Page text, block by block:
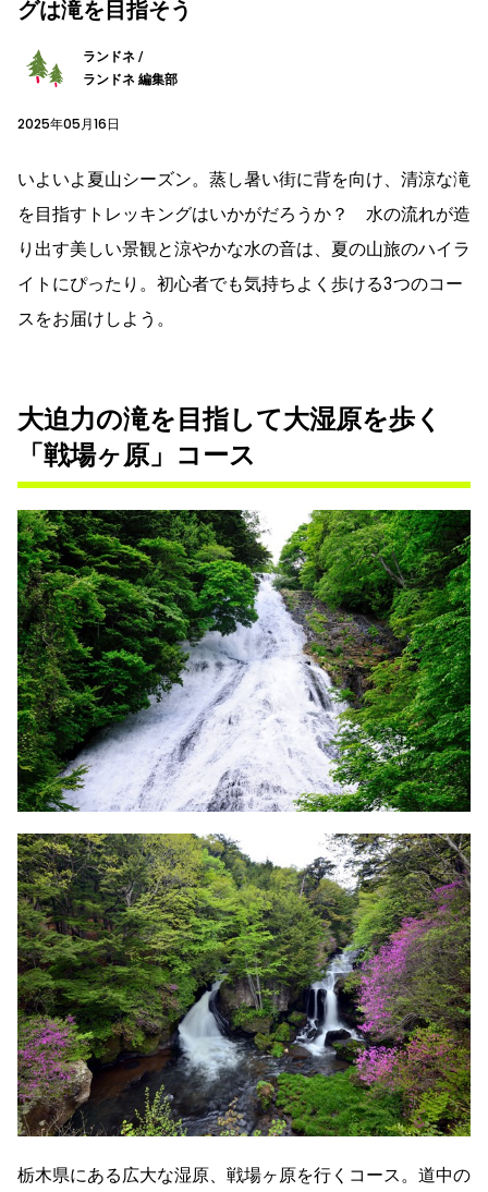
グは滝を目指そう
ランドネ /
ランドネ 編集部
2025年05月16日
いよいよ夏山シーズン。蒸し暑い街に背を向け、清涼な滝
を目指すトレッキングはいかがだろうか？ 水の流れが造
り出す美しい景観と涼やかな水の音は、夏の山旅のハイラ
イトにぴったり。初心者でも気持ちよく歩ける3つのコー
スをお届けしよう。
大迫力の滝を目指して大湿原を歩く
「戦場ヶ原」コース
栃木県にある広大な湿原、戦場ヶ原を行くコース。道中の